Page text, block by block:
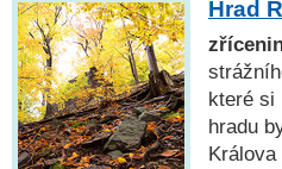
Hrad
které si
hradu
Králova